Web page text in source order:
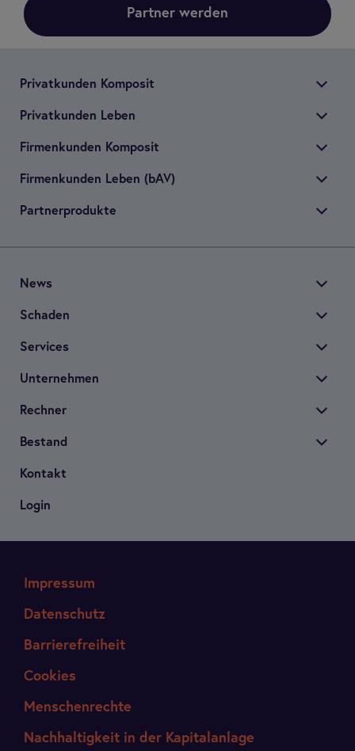
Partner werden
Pri­vat­kun­den Kom­po­sit
Pri­vat­kun­den Leben
Fir­men­kun­den Kom­po­sit
Fir­men­kun­den Leben (bAV)
Part­ner­pro­dukte
News
Scha­den
Ser­vices
Unter­neh­men
Rech­ner
Bestand
Kon­takt
Login
Impressum
Datenschutz
Barrierefreiheit
Cookies
Menschenrechte
Nachhaltigkeit in der Kapitalanlage